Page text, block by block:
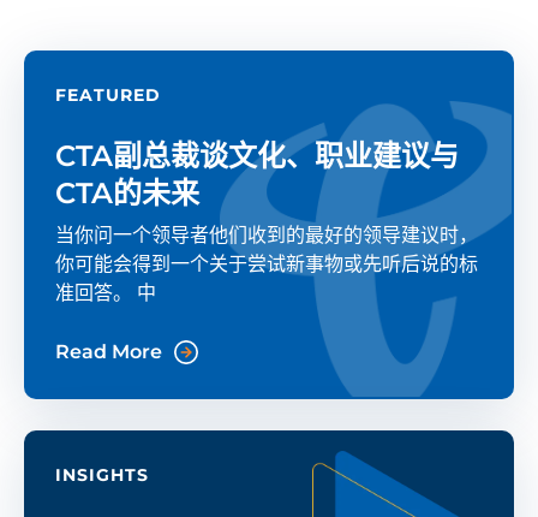
FEATURED
CTA副总裁谈文化、职业建议与
CTA的未来
当你问一个领导者他们收到的最好的领导建议时，
你可能会得到一个关于尝试新事物或先听后说的标
准回答。 中
Read More
INSIGHTS